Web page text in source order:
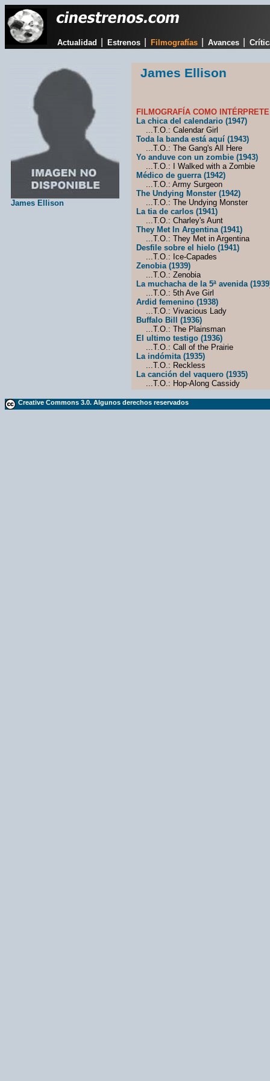
Actualidad Estrenos Filmografías Avances
James Ellison
James Ellison
FILMOGRAFÍA COMO
La chica del calendario (1947)
...T.O.: Calendar Girl
Toda la banda está aquí (1943)
...T.O.: The Gang's All Here
Yo anduve con un zombie (1943)
...T.O.: I Walked with a Zombie
Médico de guerra (1942)
...T.O.: Army Surgeon
The Undying Monster (1942)
...T.O.: The Undying Monster
La tia de carlos (1941)
...T.O.: Charley's Aunt
They Met In Argentina (1941)
...T.O.: They Met in Argentina
Desfile sobre el hielo (1941)
...T.O.: Ice-Capades
Zenobia (1939)
...T.O.: Zenobia
La muchacha de la 5ª avenida
...T.O.: 5th Ave Girl
Ardid femenino (1938)
...T.O.: Vivacious Lady
Buffalo Bill (1936)
...T.O.: The Plainsman
El ultimo testigo (1936)
...T.O.: Call of the Prairie
La indómita (1935)
...T.O.: Reckless
La canción del vaquero (1935)
...T.O.: Hop-Along Cassidy
Creative Commons 3.0. Algunos derechos reservados